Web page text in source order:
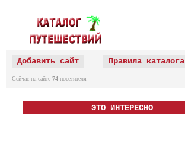
Добавить сайт Правила каталога
Сейчас на сайте 74 посетителя
ЭТО ИНТЕРЕСНО